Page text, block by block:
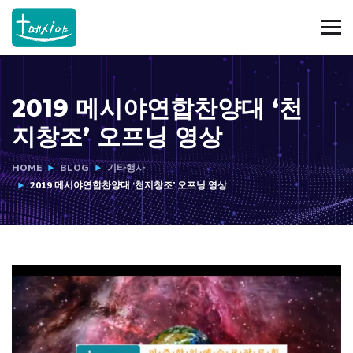
2019 메시야연합찬양대 ‘천
지창조’ 오프닝 영상
HOME BLOG
기타행사
2019 메시야연합찬양대 ‘천지창조’ 오프닝 영상